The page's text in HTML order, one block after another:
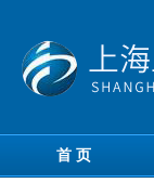
首 页